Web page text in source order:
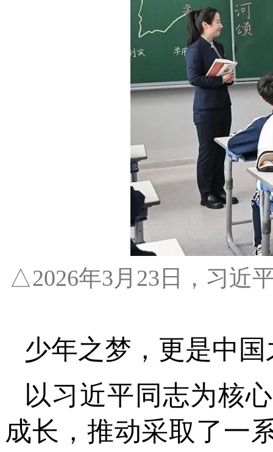
△2026年3月23日，习近
少年之梦，更是中
以习近平同志为核
成长，推动采取了一